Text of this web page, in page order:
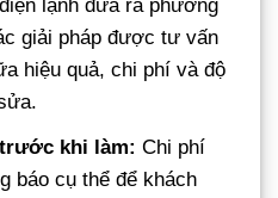
lạnh đưa ra phương
giải pháp được tư vấn
hiệu quả, chi phí và độ
khi làm: Chi phí
báo cụ thể để khách